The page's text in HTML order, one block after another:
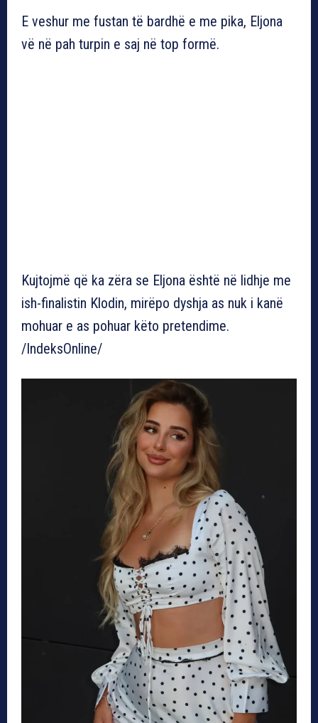
E veshur me fustan të bardhë e me pika, Eljona
vë në pah turpin e saj në top formë.
Kujtojmë që ka zëra se Eljona është në lidhje me
ish-finalistin Klodin, mirëpo dyshja as nuk i kanë
mohuar e as pohuar këto pretendime.
/IndeksOnline/